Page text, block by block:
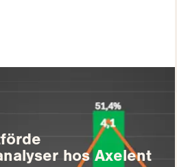
hos Axelent